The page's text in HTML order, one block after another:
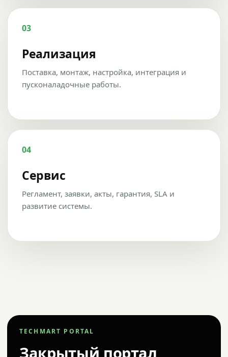
03
Реализация
Поставка, монтаж, настройка, интеграция и
пусконаладочные работы.
04
Сервис
Регламент, заявки, акты, гарантия, SLA и
развитие системы.
TECHMART PORTAL
Закрытый портал